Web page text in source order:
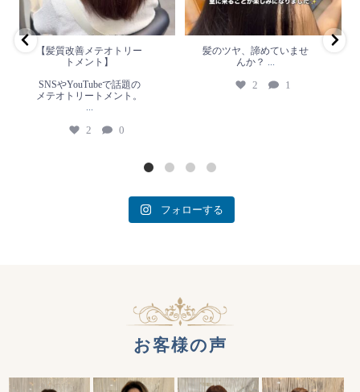
2 0
【髪質改善メテオトリー
トメント】
SNSやYouTubeで話題の
メテオトリートメント。
...
2 0
髪のツヤ、諦めていませ
んか？ ...
2 1
フォローする
お客様の声